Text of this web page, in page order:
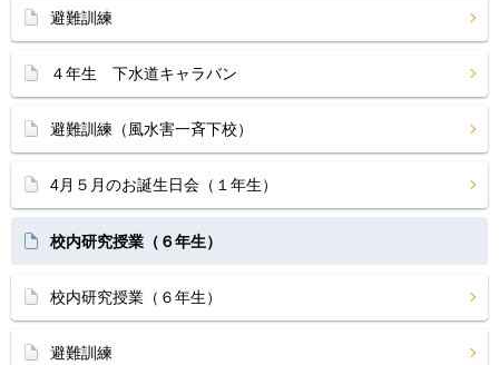
避難訓練
４年生 下水道キャラバン
避難訓練（風水害一斉下校）
4月５月のお誕生日会（１年生）
校内研究授業（６年生）
校内研究授業（６年生）
避難訓練